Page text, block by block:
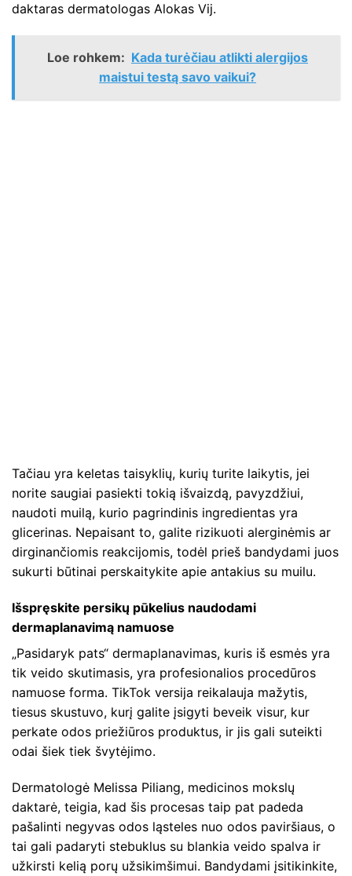
daktaras dermatologas Alokas Vij.
Loe rohkem: Kada turėčiau atlikti alergijos
maistui testą savo vaikui?
Tačiau yra keletas taisyklių, kurių turite laikytis, jei
norite saugiai pasiekti tokią išvaizdą, pavyzdžiui,
naudoti muilą, kurio pagrindinis ingredientas yra
glicerinas. Nepaisant to, galite rizikuoti alerginėmis ar
dirginančiomis reakcijomis, todėl prieš bandydami juos
sukurti būtinai perskaitykite apie antakius su muilu.
Išspręskite persikų pūkelius naudodami
dermaplanavimą namuose
„Pasidaryk pats“ dermaplanavimas, kuris iš esmės yra
tik veido skutimasis, yra profesionalios procedūros
namuose forma. TikTok versija reikalauja mažytis,
tiesus skustuvo, kurį galite įsigyti beveik visur, kur
perkate odos priežiūros produktus, ir jis gali suteikti
odai šiek tiek švytėjimo.
Dermatologė Melissa Piliang, medicinos mokslų
daktarė, teigia, kad šis procesas taip pat padeda
pašalinti negyvas odos ląsteles nuo odos paviršiaus, o
tai gali padaryti stebuklus su blankia veido spalva ir
užkirsti kelią porų užsikimšimui. Bandydami įsitikinkite,